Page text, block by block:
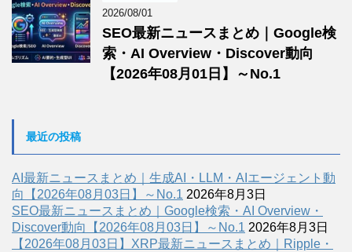
2026/08/01
SEO最新ニュースまとめ｜Google検
索・AI Overview・Discover動向
【2026年08月01日】～No.1
最近の投稿
AI最新ニュースまとめ｜生成AI・LLM・AIエージェント動
向【2026年08月03日】～No.1 2026年8月3日
SEO最新ニュースまとめ｜Google検索・AI Overview・
Discover動向【2026年08月03日】～No.1 2026年8月3日
【2026年08月03日】XRP最新ニュースまとめ｜Ripple・